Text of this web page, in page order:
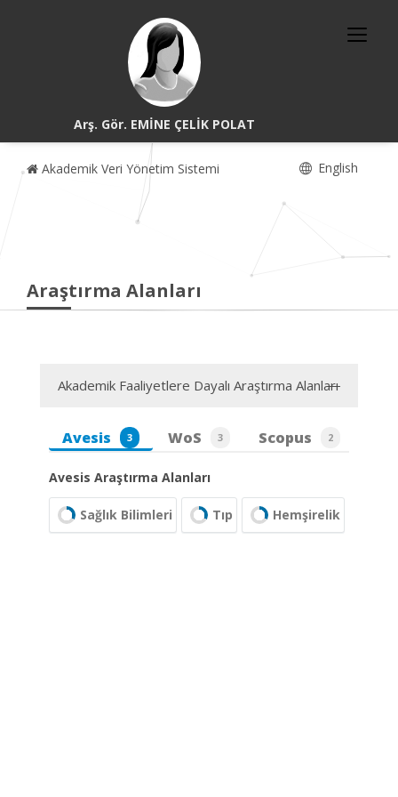
Arş. Gör. EMİNE ÇELİK POLAT
Akademik Veri Yönetim Sistemi English
Araştırma Alanları
Akademik Faaliyetlere Dayalı Araştırma Alanları
Avesis 3 WoS 3 Scopus 2
Avesis Araştırma Alanları
Sağlık Bilimleri Tıp Hemşirelik